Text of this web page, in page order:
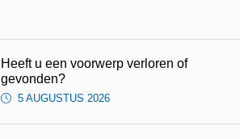
Heeft u een voorwerp verloren of
gevonden?
5 AUGUSTUS 2026